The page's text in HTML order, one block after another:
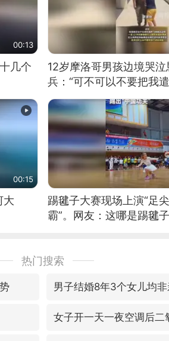
00:13
几个
12岁摩洛哥男孩边境哭
兵：“可不可以不要把我
00:15
大
踢毽子大赛现场上演“足
霸”。网友：这哪是踢毽
热门搜索
男子结婚8年3个女儿均非
女子开一天一夜空调后二